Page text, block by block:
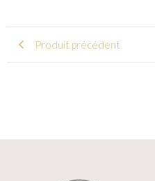
Produit précédent